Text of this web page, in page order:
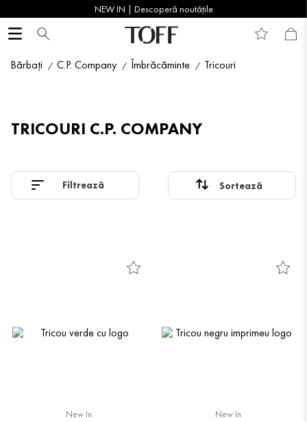
NEW IN | Descoperă noutățile
Bărbați C.P. Company Îmbrăcăminte Tricouri
TRICOURI C.P. COMPANY
Filtrează
New In New In